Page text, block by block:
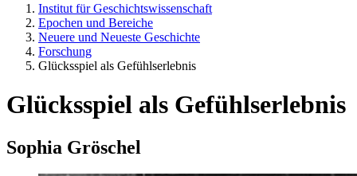
Institut für Geschichtswissenschaft
Epochen und Bereiche
Neuere und Neueste Geschichte
Forschung
Glücksspiel als Gefühlserlebnis
Glücksspiel als Gefühlserlebnis
Sophia Gröschel